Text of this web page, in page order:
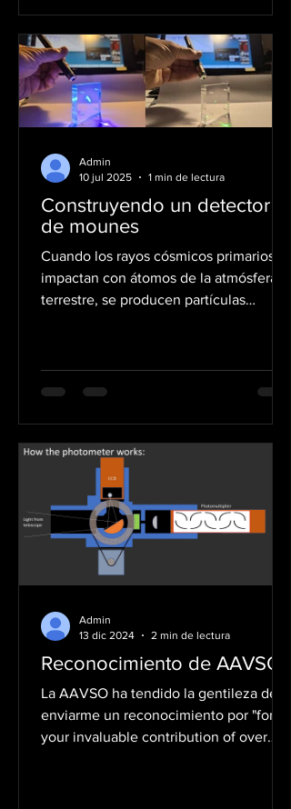
Construyendo un detector
de mounes
Cuando los rayos cósmicos primarios
impactan con átomos de la atmósfera
terrestre, se producen partículas
Admin
10 jul 2025
1 min de lectura
Reconocimiento de AAVSO
La AAVSO ha tendido la gentileza de
enviarme un reconocimiento por "for
your invaluable contribution of over
Admin
13 dic 2024
2 min de lectura